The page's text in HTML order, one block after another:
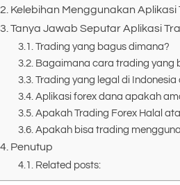
Kelebihan Menggunakan Aplikasi
Tanya Jawab Seputar Aplikasi
Trading yang bagus dimana?
Bagaimana cara trading yang
Trading yang legal di Indonesia
Aplikasi forex dana apakah
Apakah Trading Forex Halal
Apakah bisa trading
Penutup
Related posts: